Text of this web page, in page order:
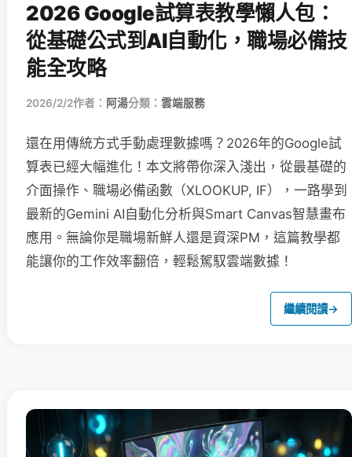
2026 Google試算表教學懶人包：
從基礎公式到AI自動化，職場必備技
能全攻略
2026/2/2作者： 阿湯分類： 雲端服務
還在用傳統方式手動處理數據嗎？2026年的Google試
算表已經大幅進化！本文將帶你深入淺出，從最基礎的
介面操作、職場必備函數（XLOOKUP, IF），一路學到
最新的Gemini AI自動化分析與Smart Canvas智慧畫布
應用。無論你是職場新鮮人還是資深PM，這篇教學都
能讓你的工作效率翻倍，輕鬆駕馭雲端數據！
繼續閱讀→